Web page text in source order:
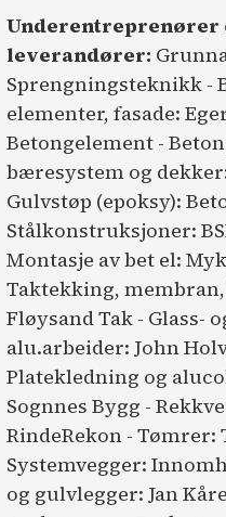
Underentreprenører
leverandører:
Sprengningsteknikk -
elementer, fasade:
Betongelement -
bæresystem og
Gulvstøp (epoksy):
Stålkonstruksjoner:
Montasje av bet el:
Taktekking,
Fløysand Tak - Glass-
alu.arbeider: John
Platekledning og
Sognnes Bygg -
RindeRekon - Tømrer:
Systemvegger:
og gulvlegger: Jan Kåre